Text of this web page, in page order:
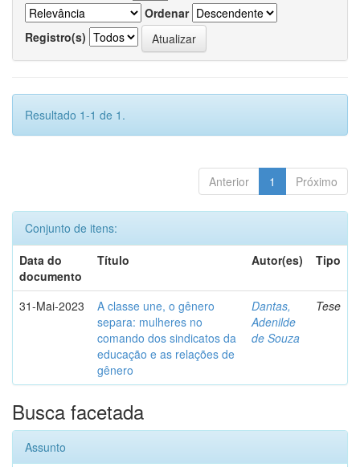
Ordenar
Registro(s)
Resultado 1-1 de 1.
Anterior 1 Próximo
Conjunto de itens:
Data do
documento
Título Autor(es) Tipo
31-Mai-2023
A classe une, o gênero
separa: mulheres no
comando dos sindicatos da
educação e as relações de
gênero
Dantas,
Adenilde
de Souza
Tese
Busca facetada
Assunto